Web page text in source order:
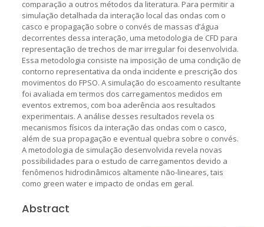
comparação a outros métodos da literatura. Para permitir a
simulação detalhada da interação local das ondas com o
casco e propagação sobre o convés de massas d’água
decorrentes dessa interação, uma metodologia de CFD para
representação de trechos de mar irregular foi desenvolvida.
Essa metodologia consiste na imposição de uma condição de
contorno representativa da onda incidente e prescrição dos
movimentos do FPSO. A simulação do escoamento resultante
foi avaliada em termos dos carregamentos medidos em
eventos extremos, com boa aderência aos resultados
experimentais. A análise desses resultados revela os
mecanismos físicos da interação das ondas com o casco,
além de sua propagação e eventual quebra sobre o convés.
A metodologia de simulação desenvolvida revela novas
possibilidades para o estudo de carregamentos devido a
fenômenos hidrodinâmicos altamente não-lineares, tais
como green water e impacto de ondas em geral.
Abstract